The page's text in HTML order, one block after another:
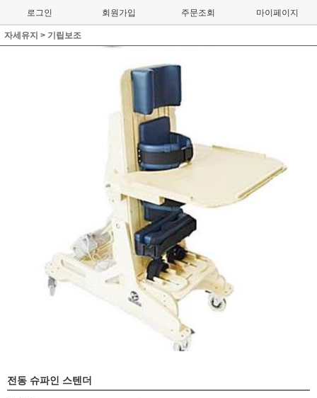
로그인 회원가입 주문조회 마이페이지
자세유지 > 기립보조
전동 슈파인 스텐더